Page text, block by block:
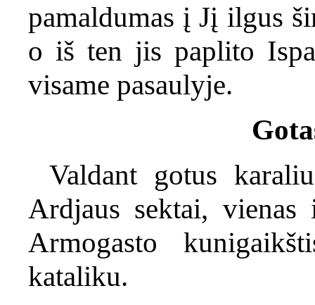
pamaldumas į Jį ilgus
o iš ten jis paplito
visame pasaulyje.
Valdant gotus
Ardjaus sektai,
Armogasto
kataliku.